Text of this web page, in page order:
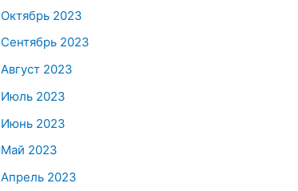
Октябрь 2023
Сентябрь 2023
Август 2023
Июль 2023
Июнь 2023
Май 2023
Апрель 2023